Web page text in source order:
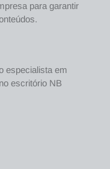
para garantir
especialista em
escritório NB